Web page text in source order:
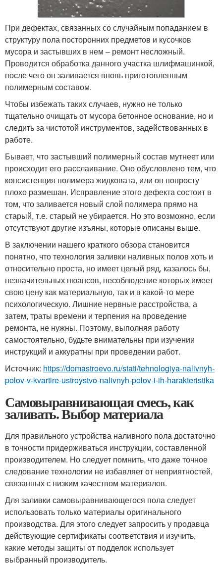
При дефектах, связанных со случайным попаданием в
структуру пола посторонних предметов и кусочков
мусора и застывших в нем – ремонт несложный.
Проводится обработка данного участка шлифмашинкой,
после чего он заливается вновь приготовленным
полимерным составом.
Чтобы избежать таких случаев, нужно не только
тщательно очищать от мусора бетонное основание, но и
следить за чистотой инструментов, задействованных в
работе.
Бывает, что застывший полимерный состав мутнеет или
происходит его расслаивание. Оно обусловлено тем, что
консистенция полимера жидковата, или он попросту
плохо размешан. Исправление этого дефекта состоит в
том, что заливается новый слой полимера прямо на
старый, т.е. старый не убирается. Но это возможно, если
отсутствуют другие изъяны, которые описаны выше.
В заключении нашего краткого обзора становится
понятно, что технология заливки наливных полов хоть и
относительно проста, но имеет целый ряд, казалось бы,
незначительных нюансов, несоблюдение которых имеет
свою цену как материальную, так и в какой-то мере
психологическую. Лишние нервные расстройства, а
затем, траты времени и терпения на проведение
ремонта, не нужны. Поэтому, выполняя работу
самостоятельно, будьте внимательны при изучении
инструкций и аккуратны при проведении работ.
Источник: https://domastroevo.ru/stati/tehnologiya-nalivnyh-
polov-v-kvartire-ustroystvo-nalivnyh-polov-i-ih-harakteristika
Самовыравнивающая смесь, как
заливать. Выбор материала
Для правильного устройства наливного пола достаточно
в точности придерживаться инструкции, составленной
производителем. Но следует помнить, что даже точное
следование технологии не избавляет от неприятностей,
связанных с низким качеством материалов.
Для заливки самовыравнивающегося пола следует
использовать только материалы оригинального
производства. Для этого следует запросить у продавца
действующие сертификаты соответствия и изучить,
какие методы защиты от подделок использует
выбранный производитель.